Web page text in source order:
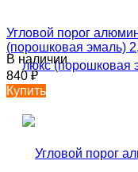
Угловой порог
(порошковая эмаль)
В наличии
840₽
Купить